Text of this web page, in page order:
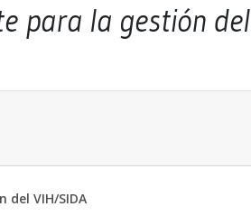
para la gestión del
del VIH/SIDA